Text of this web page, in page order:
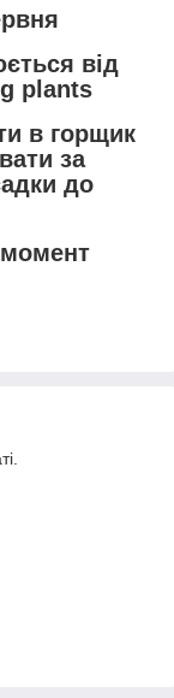
від
plants
в горщик
за
до
момент